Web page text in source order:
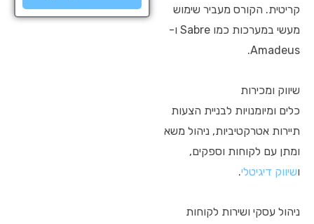
קריטית. הקורס מעביר שימוש
מעשי במערכות כמו Sabre ו-
Amadeus.
שיווק ומכירות
כלים ומיומנויות לבניית הצעות
תיירות אטרקטיביות, ניהול משא
ומתן עם לקוחות וספקים,
ושיווק דיגיטלי.
ניהול עסקי ושירות לקוחות